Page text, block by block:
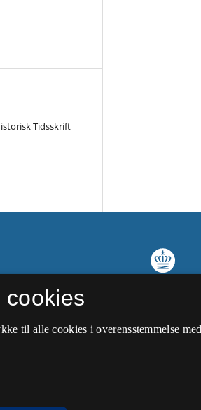
Tidsskrift
til alle cookies i overensstemmelse